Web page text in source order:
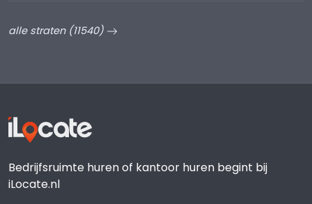
alle straten (11540)
Bedrijfsruimte huren of kantoor huren begint bij
iLocate.nl